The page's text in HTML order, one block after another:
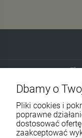
Dbamy o
Pliki cookies i
poprawne
dostosować
zaakceptować